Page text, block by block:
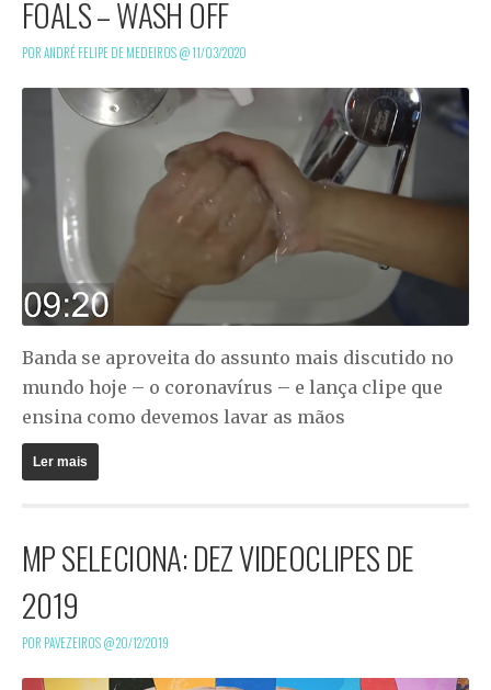
FOALS – WASH OFF
POR ANDRÉ FELIPE DE MEDEIROS @11/03/2020
Banda se aproveita do assunto mais discutido no
mundo hoje – o coronavírus – e lança clipe que
ensina como devemos lavar as mãos
Ler mais
MP SELECIONA: DEZ VIDEOCLIPES DE
2019
POR PAVEZEIROS @20/12/2019